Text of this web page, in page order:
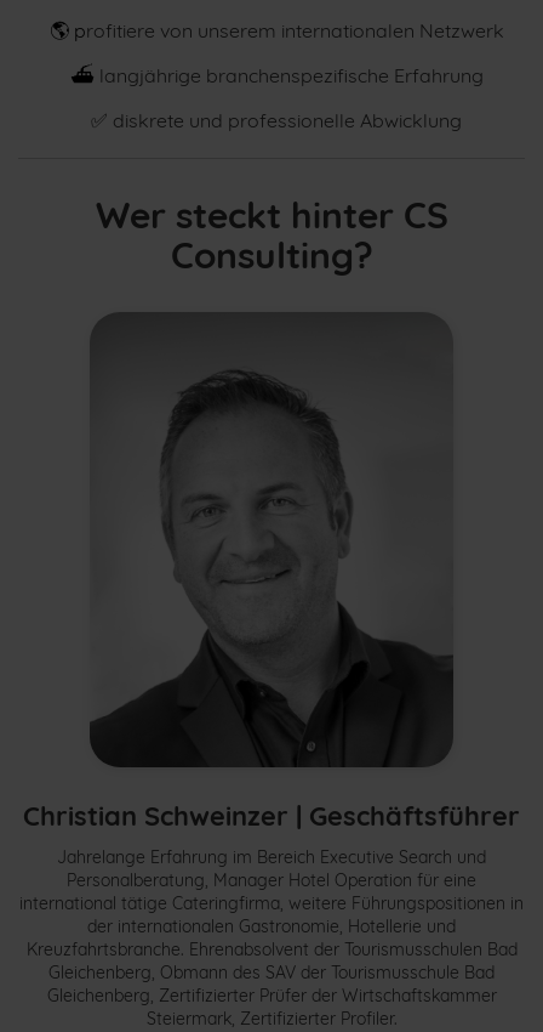
🌎 profitiere von unserem internationalen Netzwerk
⛴ langjährige branchenspezifische Erfahrung
✅ diskrete und professionelle Abwicklung
Wer steckt hinter CS
Consulting?
Christian Schweinzer | Geschäftsführer
Jahrelange Erfahrung im Bereich Executive Search und
Personalberatung, Manager Hotel Operation für eine
international tätige Cateringfirma, weitere Führungspositionen in
der internationalen Gastronomie, Hotellerie und
Kreuzfahrtsbranche. Ehrenabsolvent der Tourismusschulen Bad
Gleichenberg, Obmann des SAV der Tourismusschule Bad
Gleichenberg, Zertifizierter Prüfer der Wirtschaftskammer
Steiermark, Zertifizierter Profiler.